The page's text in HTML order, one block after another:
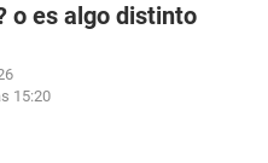
o es algo distinto
15:20